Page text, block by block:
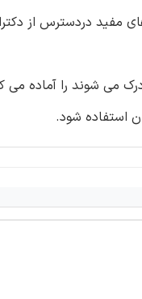
مفید دردسترس از
می شوند را آماده می
استفاده شود.